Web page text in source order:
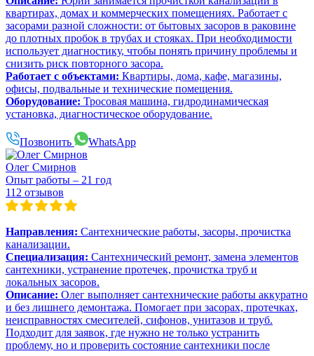
квартирах, домах и коммерческих помещениях. Работает с
засорами разной сложности: от бытовых засоров в раковине
до плотных пробок в трубах и стояках. При необходимости
использует диагностику, чтобы понять причину проблемы и
снизить риск повторного засора.
Работает с объектами: Квартиры, дома, кафе, магазины,
офисы, подвальные и технические помещения.
Оборудование: Тросовая машина, гидродинамическая
установка, диагностическое оборудование.
Позвонить WhatsApp
Олег Смирнов
Опыт работы – 21 год
112 отзывов
Направления: Сантехнические работы, засоры, прочистка
канализации.
Специализация: Сантехнический ремонт, замена элементов
сантехники, устранение протечек, прочистка труб и
локальных засоров.
Описание: Олег выполняет сантехнические работы аккуратно
и без лишнего демонтажа. Помогает при засорах, протечках,
неисправностях смесителей, сифонов, унитазов и труб.
Подходит для заявок, где нужно не только устранить
проблему, но и проверить состояние сантехники после